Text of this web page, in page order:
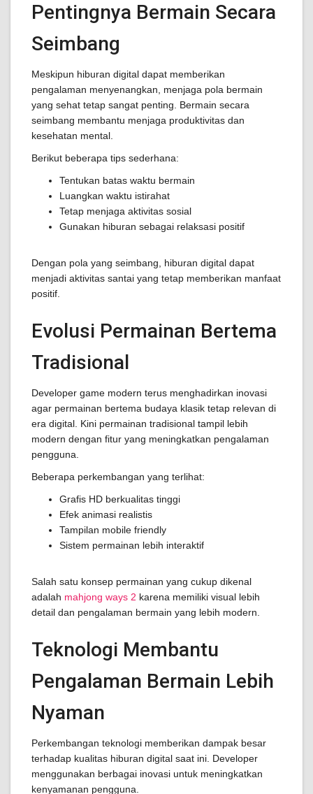
Pentingnya Bermain Secara
Seimbang
Meskipun hiburan digital dapat memberikan
pengalaman menyenangkan, menjaga pola bermain
yang sehat tetap sangat penting. Bermain secara
seimbang membantu menjaga produktivitas dan
kesehatan mental.
Berikut beberapa tips sederhana:
Tentukan batas waktu bermain
Luangkan waktu istirahat
Tetap menjaga aktivitas sosial
Gunakan hiburan sebagai relaksasi positif
Dengan pola yang seimbang, hiburan digital dapat
menjadi aktivitas santai yang tetap memberikan manfaat
positif.
Evolusi Permainan Bertema
Tradisional
Developer game modern terus menghadirkan inovasi
agar permainan bertema budaya klasik tetap relevan di
era digital. Kini permainan tradisional tampil lebih
modern dengan fitur yang meningkatkan pengalaman
pengguna.
Beberapa perkembangan yang terlihat:
Grafis HD berkualitas tinggi
Efek animasi realistis
Tampilan mobile friendly
Sistem permainan lebih interaktif
Salah satu konsep permainan yang cukup dikenal
adalah mahjong ways 2 karena memiliki visual lebih
detail dan pengalaman bermain yang lebih modern.
Teknologi Membantu
Pengalaman Bermain Lebih
Nyaman
Perkembangan teknologi memberikan dampak besar
terhadap kualitas hiburan digital saat ini. Developer
menggunakan berbagai inovasi untuk meningkatkan
kenyamanan pengguna.